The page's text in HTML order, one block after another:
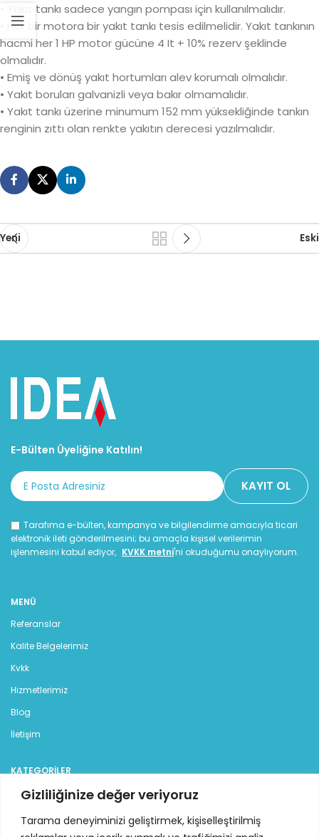
Gizliliğinize değer veriyoruz
Tarama deneyiminizi geliştirmek, kişiselleştirilmiş
• Yakıt tankı sadece yangın pompası için kullanılmalıdır.
• Her bir motora bir yakıt tankı tesis edilmelidir. Yakıt tankının
hacmi her 1 HP motor gücüne 4 It + 10% rezerv şeklinde
olmalıdır.
• Emiş ve dönüş yakıt hortumları alev korumalı olmalıdır.
• Yakıt boruları galvanizli veya bakır olmamalıdır.
• Yakıt tankı üzerine minumum 152 mm yüksekliğinde tankın
renginin zıttı olan renkte yakıtın derecesi yazılmalıdır.
Yeni Eski
E-Bülten Üyeliğine Katılın!
Tarafıma e-bülten, kampanya ve bilgilendirme amacıyla ticari
elektronik ileti gönderilmesini; bu amaçla kişisel verilerimin
işlenmesini kabul ediyor, KVKK metni'ni okuduğumu onaylıyorum.
MENÜ
Referanslar
Kalite Belgelerimiz
Kvkk
Hizmetlerimiz
Blog
İletişim
KATEGORILER
Jeneratör
Dizel Jeneratör